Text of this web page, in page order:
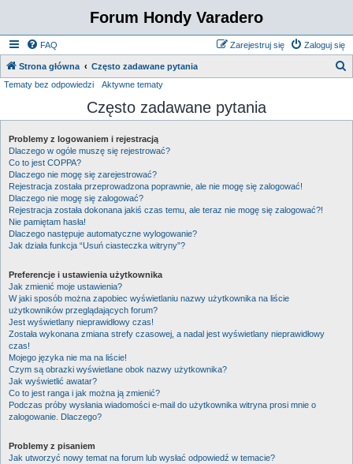
Forum Hondy Varadero
FAQ Zaloguj się
Zarejestruj się
Strona główna Często zadawane pytania
k
Tematy bez odpowiedzi Aktywne tematy
Często zadawane pytania
Problemy z logowaniem i rejestracją
Dlaczego w ogóle muszę się rejestrować?
Co to jest COPPA?
Dlaczego nie mogę się zarejestrować?
Rejestracja została przeprowadzona poprawnie, ale nie mogę się zalogować!
Dlaczego nie mogę się zalogować?
Rejestracja została dokonana jakiś czas temu, ale teraz nie mogę się zalogować?!
Nie pamiętam hasła!
Dlaczego następuje automatyczne wylogowanie?
Jak działa funkcja “Usuń ciasteczka witryny”?
Preferencje i ustawienia użytkownika
Jak zmienić moje ustawienia?
W jaki sposób można zapobiec wyświetlaniu nazwy użytkownika na liście
użytkowników przeglądających forum?
Jest wyświetlany nieprawidłowy czas!
Została wykonana zmiana strefy czasowej, a nadal jest wyświetlany nieprawidłowy
czas!
Mojego języka nie ma na liście!
Czym są obrazki wyświetlane obok nazwy użytkownika?
Jak wyświetlić awatar?
Co to jest ranga i jak można ją zmienić?
Podczas próby wysłania wiadomości e-mail do użytkownika witryna prosi mnie o
zalogowanie. Dlaczego?
Problemy z pisaniem
Jak utworzyć nowy temat na forum lub wysłać odpowiedź w temacie?